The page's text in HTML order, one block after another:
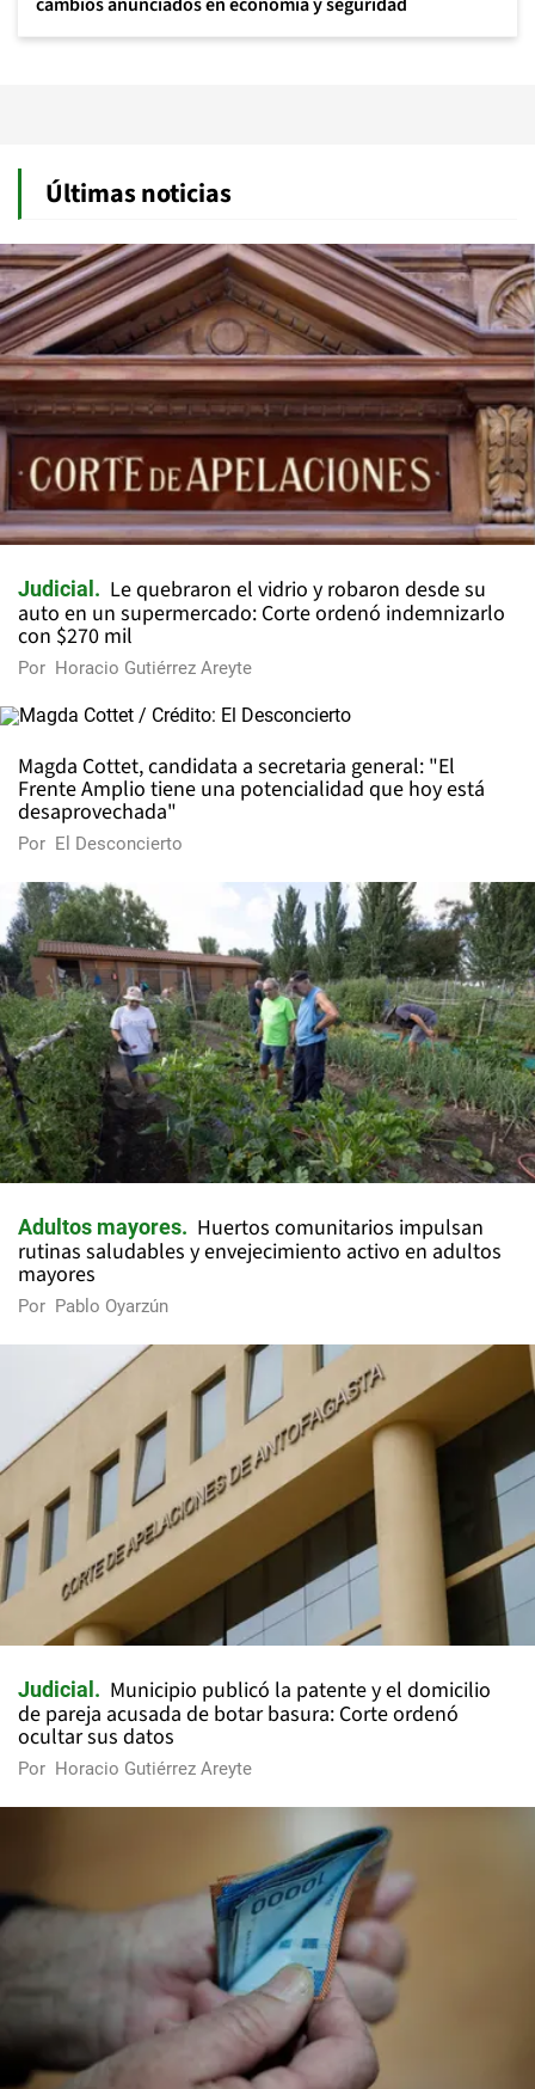
Últimas noticias
Judicial
Le quebraron el vidrio y robaron desde su
auto en un supermercado: Corte ordenó indemnizarlo
con $270 mil
Por Horacio Gutiérrez Areyte
Magda Cottet, candidata a secretaria general: "El
Frente Amplio tiene una potencialidad que hoy está
desaprovechada"
Por El Desconcierto
Adultos mayores
Huertos comunitarios impulsan
rutinas saludables y envejecimiento activo en adultos
mayores
Por Pablo Oyarzún
Judicial
Municipio publicó la patente y el domicilio
de pareja acusada de botar basura: Corte ordenó
ocultar sus datos
Por Horacio Gutiérrez Areyte